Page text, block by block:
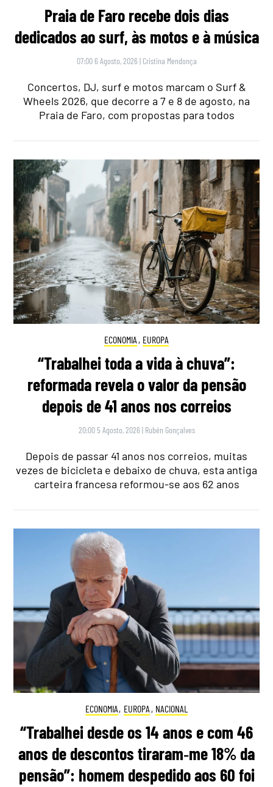
Praia de Faro recebe dois dias
dedicados ao surf, às motos e à música
07:00 6 Agosto, 2026 | Cristina Mendonça
Concertos, DJ, surf e motos marcam o Surf &
Wheels 2026, que decorre a 7 e 8 de agosto, na
Praia de Faro, com propostas para todos
ECONOMIA , EUROPA
“Trabalhei toda a vida à chuva”:
reformada revela o valor da pensão
depois de 41 anos nos correios
20:00 5 Agosto, 2026 | Rubén Gonçalves
Depois de passar 41 anos nos correios, muitas
vezes de bicicleta e debaixo de chuva, esta antiga
carteira francesa reformou-se aos 62 anos
ECONOMIA, EUROPA , NACIONAL
“Trabalhei desde os 14 anos e com 46
anos de descontos tiraram‑me 18% da
pensão”: homem despedido aos 60 foi